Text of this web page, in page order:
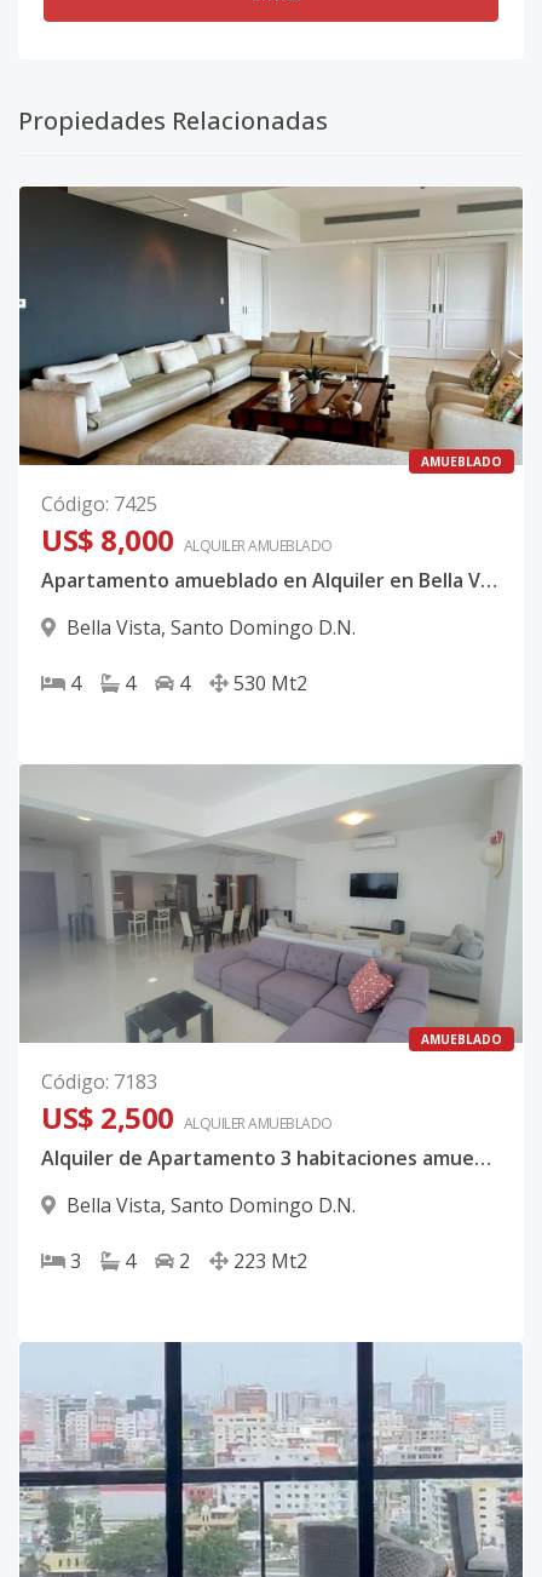
Propiedades Relacionadas
AMUEBLADO
Código: 7425
US$ 8,000 ALQUILERAMUEBLADO
Apartamento amueblado en Alquiler en Bella Vista
Bella Vista, Santo Domingo D.N.
4 4 4 530 Mt2
AMUEBLADO
Código: 7183
US$ 2,500 ALQUILERAMUEBLADO
Alquiler de Apartamento 3 habitaciones amueblado en Bella Vista
Bella Vista, Santo Domingo D.N.
3 4 2 223 Mt2